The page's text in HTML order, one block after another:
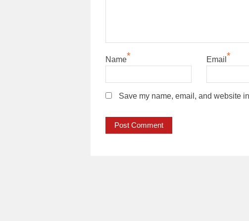
Name* Email *
Save my name, email, and website